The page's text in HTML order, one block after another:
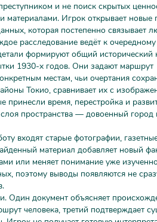
и не поиск скрытых
материалами. Игрок открывает новые
которая постепенно связывает
расследование ведёт к
формируют общий исторический
1930-х годов. Они задают маршрут
местам, чьи очертания
Токио, сравнивает их с
принесли время, перестройка и
пространства — довоенный город
входят старые фотографии,
материал добавляет новый
или меняет понимание уже
поэтому выводы появляются не
Один документ объясняет
человека, третий подтверждает